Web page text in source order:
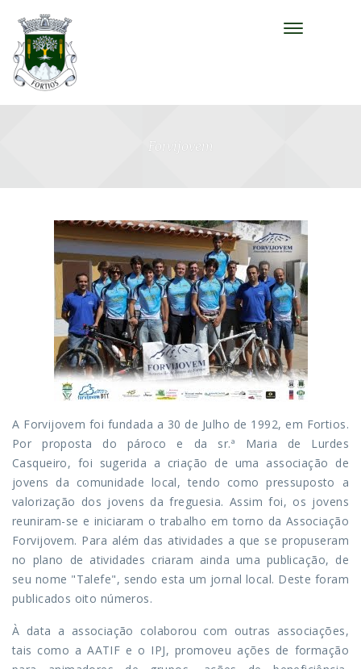
Forvijovem
A Forvijovem foi fundada a 30 de Julho de 1992, em Fortios.
Por proposta do pároco e da sr.ª Maria de Lurdes
Casqueiro, foi sugerida a criação de uma associação de
jovens da comunidade local, tendo como pressuposto a
valorização dos jovens da freguesia. Assim foi, os jovens
reuniram-se e iniciaram o trabalho em torno da Associação
Forvijovem. Para além das atividades a que se propuseram
no plano de atividades criaram ainda uma publicação, de
seu nome "Talefe", sendo esta um jornal local. Deste foram
publicados oito números.
À data a associação colaborou com outras associações,
tais como a AATIF e o IPJ, promoveu ações de formação